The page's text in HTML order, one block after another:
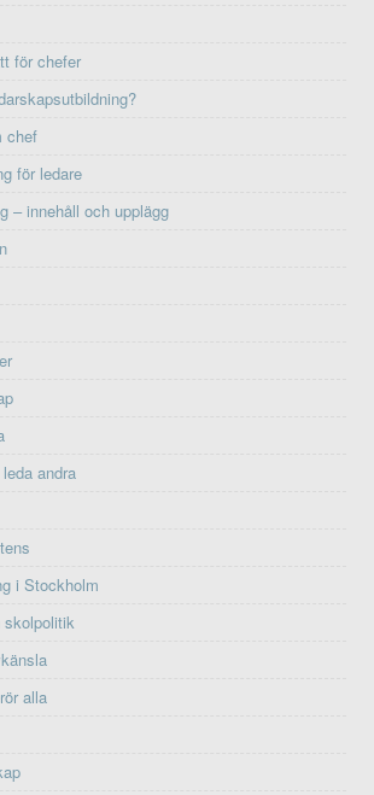
för chefer
chef
för ledare
– innehåll och upplägg
andra
i Stockholm
skolpolitik
alla